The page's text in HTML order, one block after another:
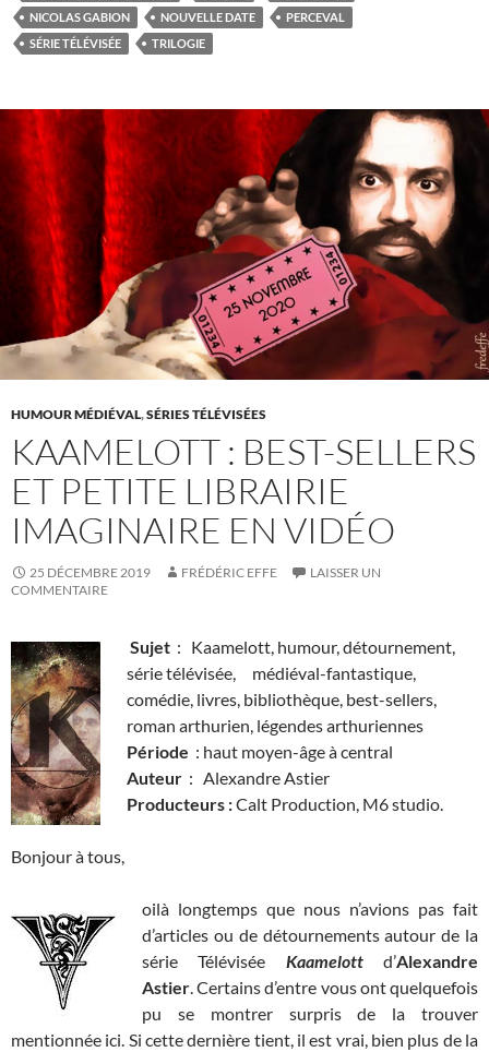
NICOLAS GABION
NOUVELLE DATE
PERCEVAL
SÉRIE TÉLÉVISÉE
TRILOGIE
HUMOUR MÉDIÉVAL,SÉRIES TÉLÉVISÉES
KAAMELOTT : BEST-SELLERS
ET PETITE LIBRAIRIE
IMAGINAIRE EN VIDÉO
25 DÉCEMBRE 2019 FRÉDÉRIC EFFE
LAISSER UN
COMMENTAIRE
Sujet : Kaamelott, humour, détournement,
série télévisée, médiéval-fantastique,
comédie, livres, bibliothèque, best-sellers,
roman arthurien, légendes arthuriennes
Période : haut moyen-âge à central
Auteur : Alexandre Astier
Producteurs :Calt Production, M6 studio.
Bonjour à tous,
oilà longtemps que nous n’avions pas fait
d’articles ou de détournements autour de la
série Télévisée Kaamelottd’Alexandre
Astier. Certains d’entre vous ont quelquefois
pu se montrer surpris de la trouver
mentionnée ici. Si cette dernière tient, il est vrai, bien plus de la